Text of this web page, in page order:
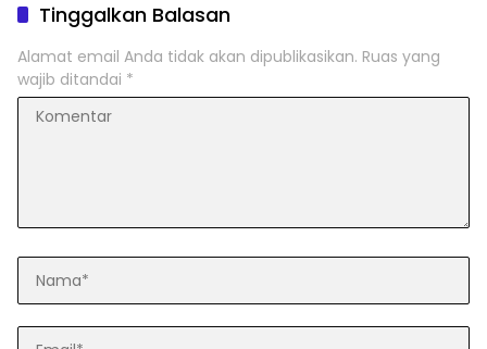
Tinggalkan Balasan
Alamat email Anda tidak akan dipublikasikan. Ruas yang
wajib ditandai *